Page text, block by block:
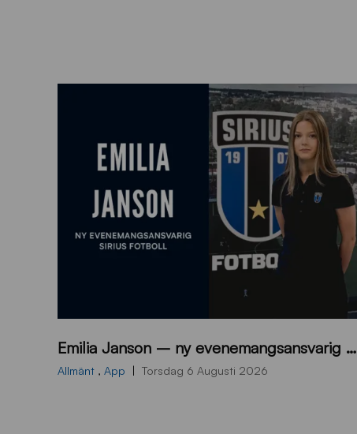
0
0
Emilia Janson – ny evenemangsansvarig för Sirius Fotboll
Allmänt , App Torsdag 6 Augusti 2026